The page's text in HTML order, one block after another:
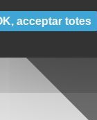
acceptar totes